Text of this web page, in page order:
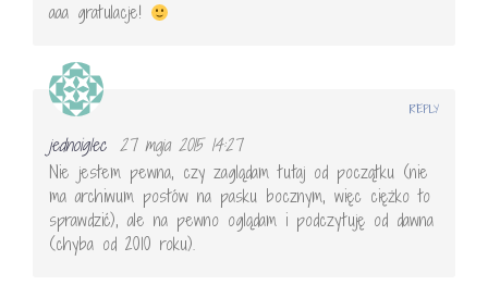
aaa gratulacje!
jednoiglec 27 maja 2015 14:27
Nie jestem pewna, czy zaglądam tutaj od początku (nie
ma archiwum postów na pasku bocznym, więc ciężko to
sprawdzić), ale na pewno oglądam i podczytuję od dawna
(chyba od 2010 roku).
REPLY